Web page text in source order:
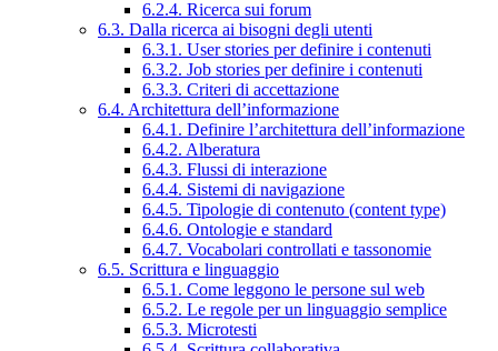
6.2.4. Ricerca sui forum
6.3. Dalla ricerca ai bisogni degli utenti
6.3.1. User stories per definire i contenuti
6.3.2. Job stories per definire i contenuti
6.3.3. Criteri di accettazione
6.4. Architettura dell’informazione
6.4.1. Definire l’architettura dell’informazione
6.4.2. Alberatura
6.4.3. Flussi di interazione
6.4.4. Sistemi di navigazione
6.4.5. Tipologie di contenuto (content type)
6.4.6. Ontologie e standard
6.4.7. Vocabolari controllati e tassonomie
6.5. Scrittura e linguaggio
6.5.1. Come leggono le persone sul web
6.5.2. Le regole per un linguaggio semplice
6.5.3. Microtesti